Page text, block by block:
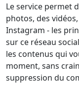
Le service permet
photos, des
Instagram - les
sur ce réseau
les contenus qui
moment, sans
suppression du